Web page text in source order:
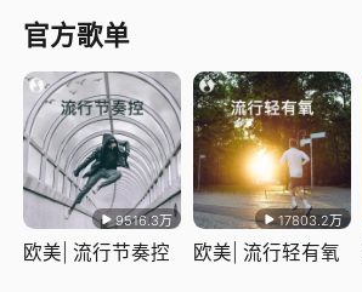
官方歌单
9516.3万
欧美| 流行节奏控
17803.2万
欧美| 流行轻有氧